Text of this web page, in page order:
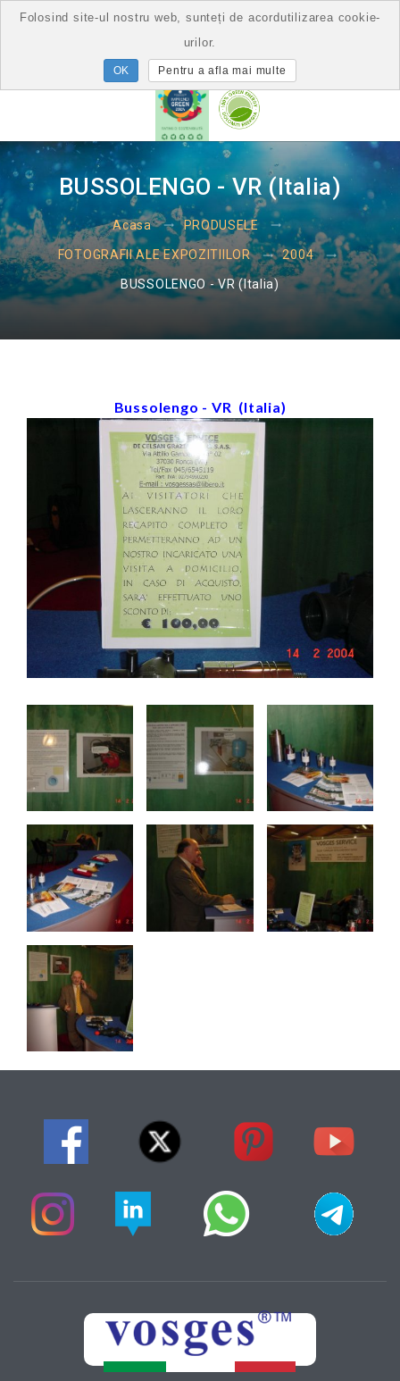
BUSSOLENGO - VR (Italia)
Acasa PRODUSELE
FOTOGRAFII ALE EXPOZITIILOR 2004
BUSSOLENGO - VR (Italia)
Bussolengo - VR (Italia)
Folosind site-ul nostru web, sunteți de acordutilizarea cookie-
urilor.
Pentru a afla mai multe